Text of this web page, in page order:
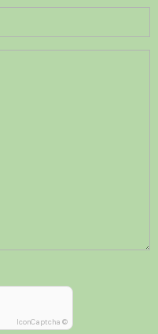
IconCaptcha ©